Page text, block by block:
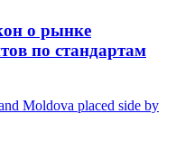
о рынке
по стандартам